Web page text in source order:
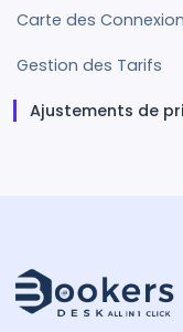
Carte des
Gestion des Tarifs
Ajustements de